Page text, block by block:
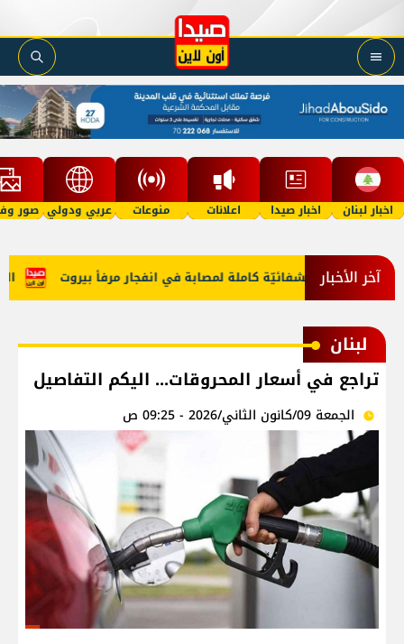
اخبار لبنان اخبار صيدا اعلانات منوعات عربي ودولي صور
آخر الأخبار
تغطية استشفائيّة كاملة لمصابة في انفجار مرفأ بيروت
لبنان
تراجع في أسعار المحروقات... اليكم التفاصيل
الجمعة 09/كانون الثاني/2026 - 09:25 ص